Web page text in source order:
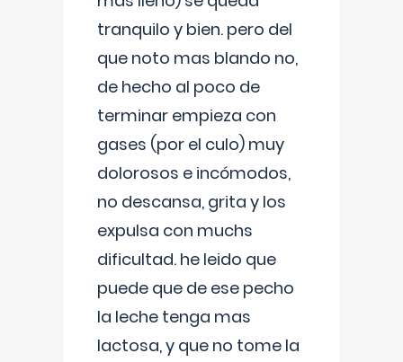
tranquilo y bien. pero del
que noto mas blando no,
de hecho al poco de
terminar empieza con
gases (por el culo) muy
dolorosos e incómodos,
no descansa, grita y los
expulsa con muchs
dificultad. he leido que
puede que de ese pecho
la leche tenga mas
lactosa, y que no tome la